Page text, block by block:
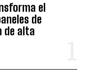
el
de
de alta